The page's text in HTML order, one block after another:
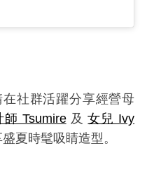
社群活躍分享經營母
Tsumire及女兒 Ivy
夏時髦吸睛造型。